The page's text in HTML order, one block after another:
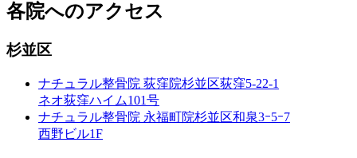
各院へのアクセス
杉並区
ナチュラル整骨院 荻窪院杉並区荻窪5-22-1
ネオ荻窪ハイム101号
ナチュラル整骨院 永福町院杉並区和泉3ｰ5ｰ7
西野ビル1F